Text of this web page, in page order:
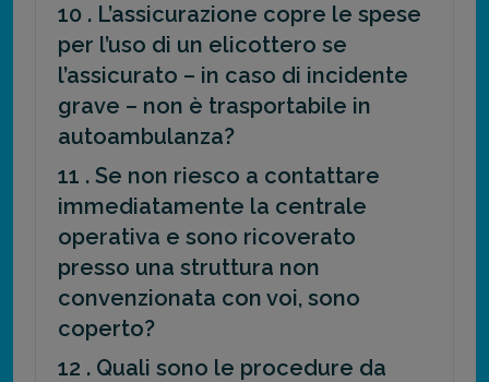
10 . L’assicurazione copre le spese
per l’uso di un elicottero se
l’assicurato – in caso di incidente
grave – non è trasportabile in
autoambulanza?
11 . Se non riesco a contattare
immediatamente la centrale
operativa e sono ricoverato
presso una struttura non
convenzionata con voi, sono
coperto?
12 . Quali sono le procedure da